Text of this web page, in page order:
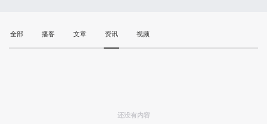
全部 播客 文章 资讯 视频
还没有内容